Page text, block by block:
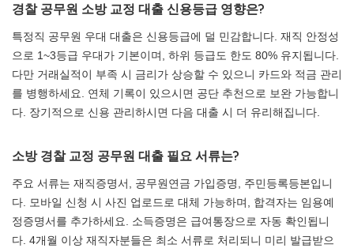
경찰 공무원 소방 교정 대출 신용등급 영향은?
특정직 공무원 우대 대출은 신용등급에 덜 민감합니다. 재직 안정성
으로 1~3등급 우대가 기본이며, 하위 등급도 한도 80% 유지됩니다.
다만 거래실적이 부족 시 금리가 상승할 수 있으니 카드와 적금 관리
를 병행하세요. 연체 기록이 있으시면 공단 추천으로 보완 가능합니
다. 장기적으로 신용 관리하시면 다음 대출 시 더 유리해집니다.
소방 경찰 교정 공무원 대출 필요 서류는?
주요 서류는 재직증명서, 공무원연금 가입증명, 주민등록등본입니
다. 모바일 신청 시 사진 업로드로 대체 가능하며, 합격자는 임용예
정증명서를 추가하세요. 소득증명은 급여통장으로 자동 확인됩니
다. 4개월 이상 재직자분들은 최소 서류로 처리되니 미리 발급받으